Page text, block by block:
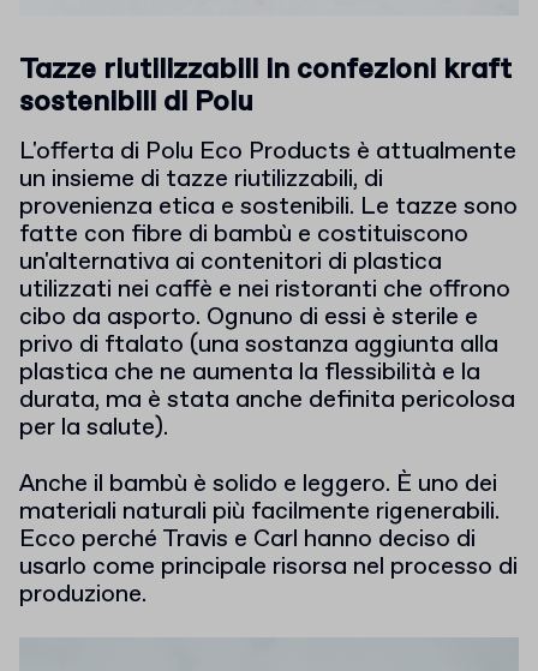
Tazze riutilizzabili in confezioni kraft
sostenibili di Polu
L'offerta di Polu Eco Products è attualmente
un insieme di tazze riutilizzabili, di
provenienza etica e sostenibili. Le tazze sono
fatte con fibre di bambù e costituiscono
un'alternativa ai contenitori di plastica
utilizzati nei caffè e nei ristoranti che offrono
cibo da asporto. Ognuno di essi è sterile e
privo di ftalato (una sostanza aggiunta alla
plastica che ne aumenta la flessibilità e la
durata, ma è stata anche definita pericolosa
per la salute).
Anche il bambù è solido e leggero. È uno dei
materiali naturali più facilmente rigenerabili.
Ecco perché Travis e Carl hanno deciso di
usarlo come principale risorsa nel processo di
produzione.